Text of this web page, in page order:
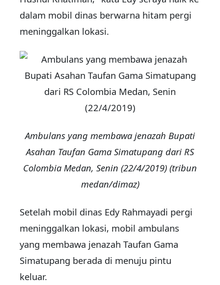
dalam mobil dinas berwarna hitam pergi
meninggalkan lokasi.
Ambulans yang membawa jenazah Bupati
Asahan Taufan Gama Simatupang dari RS
Colombia Medan, Senin (22/4/2019) (tribun
medan/dimaz)
Setelah mobil dinas Edy Rahmayadi pergi
meninggalkan lokasi, mobil ambulans
yang membawa jenazah Taufan Gama
Simatupang berada di menuju pintu
keluar.